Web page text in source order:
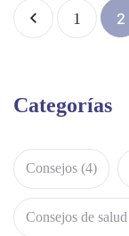
1 2
Categorías
Consejos (4)
Consejos de salud